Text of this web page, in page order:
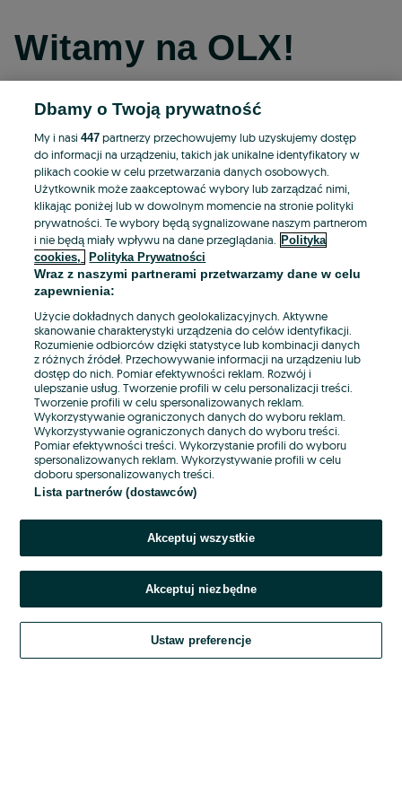
Witamy na OLX!
Kontynuuj przez Facebooka
Kontynuuj przez konto Apple
Kontynuuj przez konto Google
LUB
E-mail
Hasło
Nie pamiętasz hasła?
Zaloguj się
Kontynuując za pośrednictwem jednego z dostawców wskazanych powyżej,
Regulamin serwisu OLX.pl w jego aktualnym brzmieniu.
Dbamy o Twoją prywatność
My i nasi447 partnerzy przechowujemy lub uzyskujemy dostęp
do informacji na urządzeniu, takich jak unikalne identyfikatory w
plikach cookie w celu przetwarzania danych osobowych.
Użytkownik może zaakceptować wybory lub zarządzać nimi,
klikając poniżej lub w dowolnym momencie na stronie polityki
prywatności. Te wybory będą sygnalizowane naszym partnerom
i nie będą miały wpływu na dane przeglądania.
Polityka
cookies,
Polityka Prywatności
Wraz z naszymi partnerami przetwarzamy dane w celu
zapewnienia:
Użycie dokładnych danych geolokalizacyjnych. Aktywne
skanowanie charakterystyki urządzenia do celów identyfikacji.
Rozumienie odbiorców dzięki statystyce lub kombinacji danych
z różnych źródeł. Przechowywanie informacji na urządzeniu lub
dostęp do nich. Pomiar efektywności reklam. Rozwój i
ulepszanie usług. Tworzenie profili w celu personalizacji treści.
Tworzenie profili w celu spersonalizowanych reklam.
Wykorzystywanie ograniczonych danych do wyboru reklam.
Wykorzystywanie ograniczonych danych do wyboru treści.
Pomiar efektywności treści. Wykorzystanie profili do wyboru
spersonalizowanych reklam. Wykorzystywanie profili w celu
doboru spersonalizowanych treści.
Lista partnerów (dostawców)
Akceptuj wszystkie
Akceptuj niezbędne
Ustaw preferencje